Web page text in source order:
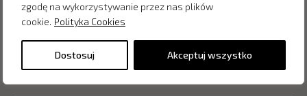
zgodę na wykorzystywanie przez nas plików
cookie. Polityka Cookies
Dostosuj Akceptuj wszystko
Inne produkty z kategorii